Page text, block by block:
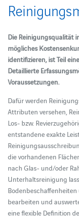
Die Reinigungsqualität
mögliches
identifizieren, ist Teil
Detaillierte
Voraussetzungen.
Dafür werden
Attributen versehen,
Los- bzw.
entstandene exakte
die vorhandenen
nach Glas- und/oder
Unterhaltsreinigung
bearbeiten und
eine flexible Definition